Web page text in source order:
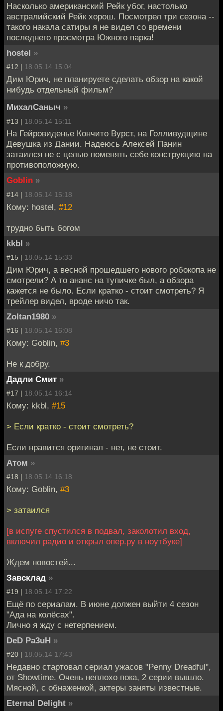
Насколько американский Рейк убог, настолько
австралийский Рейк хорош. Посмотрел три сезона --
такого накала сатиры я не видел со времени
последнего просмотра Южного парка!
hostel »
#12 | 18.05.14 15:04
Дим Юрич, не планируете сделать обзор на какой
нибудь отдельный фильм?
МихалСаныч »
#13 | 18.05.14 15:11
На Гейровиденье Кончито Вурст, на Голливудщине
Девушка из Дании. Надеюсь Алексей Панин
затаился не с целью поменять себе конструкцию на
противоположную.
Goblin »
#14 | 18.05.14 15:18
Кому: hostel, #12
трудно быть богом
kkbl »
#15 | 18.05.14 15:33
Дим Юрич, а весной прошедшего нового робокопа не
смотрели? А то ананс на тупичке был, а обзора
кажется не было. Если кратко - стоит смотреть? Я
трейлер видел, вроде ничо так.
Zoltan1980 »
#16 | 18.05.14 16:08
Кому: Goblin, #3
Не к добру.
Дадли Смит »
#17 | 18.05.14 16:14
Кому: kkbl, #15
> Если кратко - стоит смотреть?
Если нравится оригинал - нет, не стоит.
Атом »
#18 | 18.05.14 16:18
Кому: Goblin, #3
> затаился
[в испуге спустился в подвал, заколотил вход,
включил радио и открыл опер.ру в ноутбуке]
Ждем новостей...
Завсклад »
#19 | 18.05.14 17:22
Ещё по сериалам. В июне должен выйти 4 сезон
"Ада на колёсах".
Лично я жду с нетерпением.
DeD Pa3uH »
#20 | 18.05.14 17:43
Недавно стартовал сериал ужасов "Penny Dreadful",
от Showtime. Очень неплохо пока, 2 серии вышло.
Мясной, с обнаженкой, актеры заняты известные.
Eternal Delight »